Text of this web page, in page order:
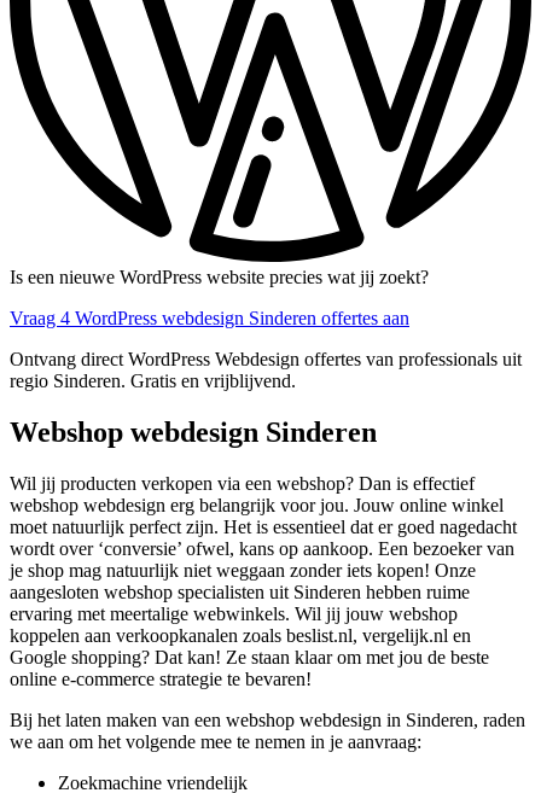
Is een nieuwe WordPress website precies wat jij zoekt?
Vraag 4 WordPress webdesign Sinderen offertes aan
Ontvang direct WordPress Webdesign offertes van professionals uit
regio Sinderen. Gratis en vrijblijvend.
Webshop webdesign Sinderen
Wil jij producten verkopen via een webshop? Dan is effectief
webshop webdesign erg belangrijk voor jou. Jouw online winkel
moet natuurlijk perfect zijn. Het is essentieel dat er goed nagedacht
wordt over ‘conversie’ ofwel, kans op aankoop. Een bezoeker van
je shop mag natuurlijk niet weggaan zonder iets kopen! Onze
aangesloten webshop specialisten uit Sinderen hebben ruime
ervaring met meertalige webwinkels. Wil jij jouw webshop
koppelen aan verkoopkanalen zoals beslist.nl, vergelijk.nl en
Google shopping? Dat kan! Ze staan klaar om met jou de beste
online e-commerce strategie te bevaren!
Bij het laten maken van een webshop webdesign in Sinderen, raden
we aan om het volgende mee te nemen in je aanvraag:
Zoekmachine vriendelijk